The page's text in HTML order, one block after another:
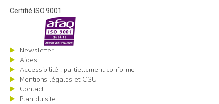
Certifié ISO 9001
Newsletter
Aides
Accessibilité : partiellement conforme
Mentions légales et CGU
Contact
Plan du site